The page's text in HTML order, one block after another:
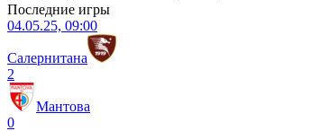
Последние игры
04.05.25, 09:00
Салернитана
2
Мантова
0